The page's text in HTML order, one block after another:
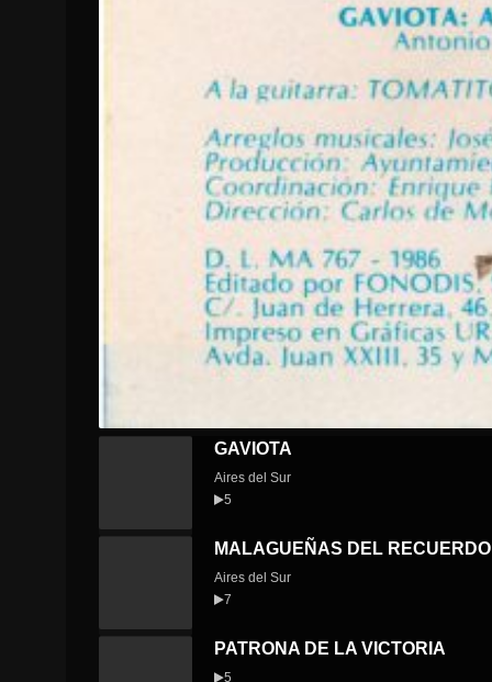
GAVIOTA
Aires del Sur
5
MALAGUEÑAS DEL RECUERDO
Aires del Sur
7
PATRONA DE LA VICTORIA
5